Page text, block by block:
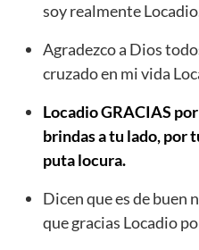
soy realmente
Agradezco a Dios
cruzado en mi vida
Locadio GRACIAS
brindas a tu lado, por
puta locura.
Dicen que es de buen
que gracias Locadio